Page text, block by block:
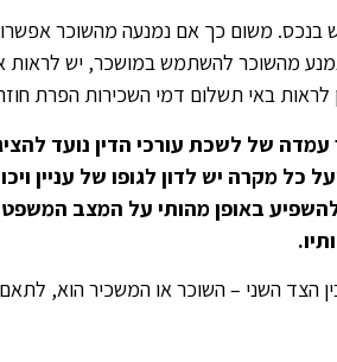
בנכס. משום כך אם נמנעה מהשוכר
מהשוכר להשתמש במושכר, יש לראות
באי תשלום דמי השכירות הפרת
עמדה של לשכת עורכי הדין נועד
כל מקרה יש לדון לגופו של עניין
להשפיע באופן מהותי על המצב
.
הצד השני – השוכר או המשכיר הוא,